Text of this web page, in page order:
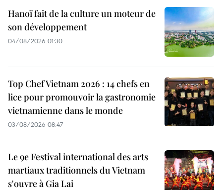
Hanoï fait de la culture un moteur de
son développement
04/08/2026 01:30
Top Chef Vietnam 2026 : 14 chefs en
lice pour promouvoir la gastronomie
vietnamienne dans le monde
03/08/2026 08:47
Le 9e Festival international des arts
martiaux traditionnels du Vietnam
s'ouvre à Gia Lai